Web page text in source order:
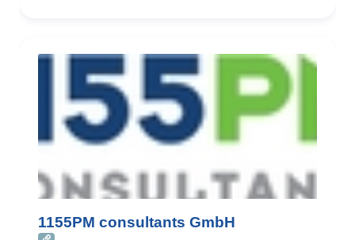
1155PM consultants GmbH